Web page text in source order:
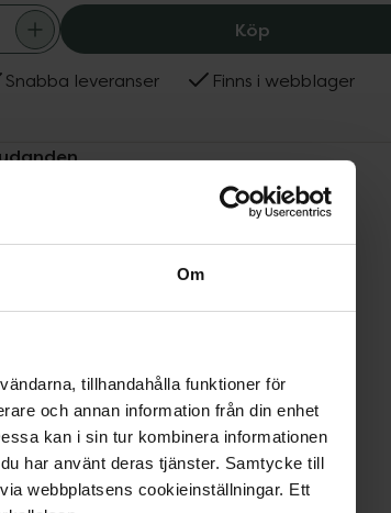
Om
tillhandahålla funktioner för
och annan information från din enhet
kan i sin tur kombinera informationen
har använt deras tjänster. Samtycke till
webbplatsens cookieinställningar. Ett
Köp Lopacut 2
Snabba leveranser Finns i webblager